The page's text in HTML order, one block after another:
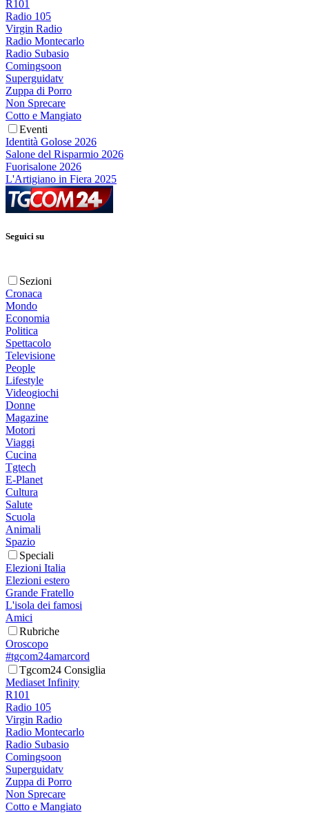
R101
Radio 105
Virgin Radio
Radio Montecarlo
Radio Subasio
Comingsoon
Superguidatv
Zuppa di Porro
Non Sprecare
Cotto e Mangiato
Eventi
Identità Golose 2026
Salone del Risparmio 2026
Fuorisalone 2026
L'Artigiano in Fiera 2025
Seguici su
Sezioni
Cronaca
Mondo
Economia
Politica
Spettacolo
Televisione
People
Lifestyle
Videogiochi
Donne
Magazine
Motori
Viaggi
Cucina
Tgtech
E-Planet
Cultura
Salute
Scuola
Animali
Spazio
Speciali
Elezioni Italia
Elezioni estero
Grande Fratello
L'isola dei famosi
Amici
Rubriche
Oroscopo
#tgcom24amarcord
Tgcom24 Consiglia
Mediaset Infinity
R101
Radio 105
Virgin Radio
Radio Montecarlo
Radio Subasio
Comingsoon
Superguidatv
Zuppa di Porro
Non Sprecare
Cotto e Mangiato